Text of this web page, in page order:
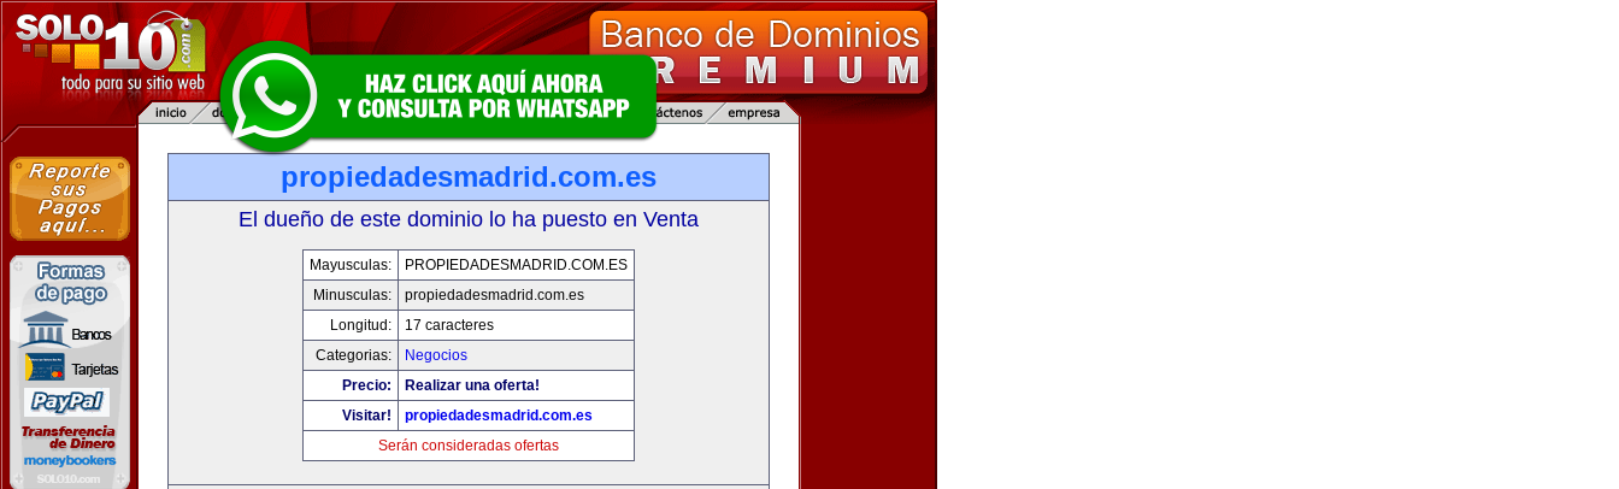
propiedadesmadrid.com.es
El dueño de este dominio lo ha puesto en Venta
Mayusculas:
PROPIEDADESMADRID.COM.ES
Minusculas:
propiedadesmadrid.com.es
Longitud:
17 caracteres
Categorias:
Negocios
Precio:
Realizar una oferta!
Visitar!
propiedadesmadrid.com.es
Serán consideradas ofertas